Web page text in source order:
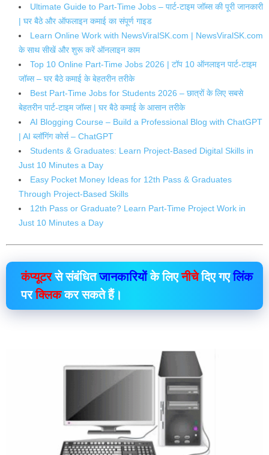
Ultimate Guide to Part-Time Jobs – पार्ट-टाइम जॉब्स की पूरी जानकारी
| घर बैठे और ऑफलाइन कमाई का संपूर्ण गाइड
Learn Online Work with NewsViralSK.com | NewsViralSK.com
के साथ सीखें और शुरू करें ऑनलाइन काम
Top 10 Online Part-Time Jobs 2026 | टॉप 10 ऑनलाइन पार्ट-टाइम
जॉब्स – घर बैठे कमाई के बेहतरीन तरीके
Best Part-Time Jobs for Students 2026 – छात्रों के लिए सबसे
बेहतरीन पार्ट-टाइम जॉब्स | घर बैठे कमाई के आसान तरीके
AI Blogging Course – Build a Professional Blog with ChatGPT
| AI ब्लॉगिंग कोर्स – ChatGPT
Students & Graduates: Learn Project-Based Digital Skills in
Just 10 Minutes a Day
Easy Pocket Money Ideas for 12th Pass & Graduates
Through Project-Based Skills
12th Pass or Graduate? Learn Part-Time Project Work in
Just 10 Minutes a Day
कंप्यूटरसे संबंधितजानकारियोंके लिएनीचेदिए गएलिंक
परक्लिककर सकते हैं।